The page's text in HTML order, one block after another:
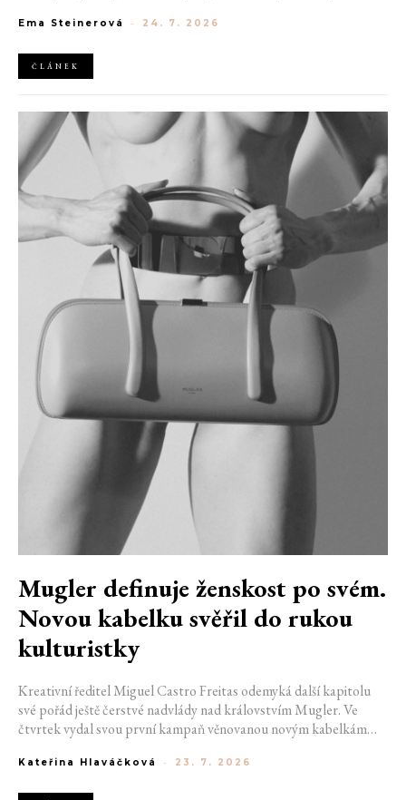
klasické týdny módy mohou brzy vypadat úplně jinak.
Ema Steinerová - 24. 7. 2026
ČLÁNEK
Mugler definuje ženskost po svém.
Novou kabelku svěřil do rukou
kulturistky
Kreativní ředitel Miguel Castro Freitas odemyká další kapitolu
své pořád ještě čerstvé nadvlády nad královstvím Mugler. Ve
čtvrtek vydal svou první kampaň věnovanou novým kabelkám
do módního domu dorazil. Umně mísí výrazy minulosti a dávných
Kateřina Hlaváčková - 23. 7. 2026